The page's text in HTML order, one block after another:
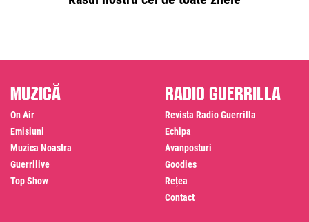
Muzică
On Air
Emisiuni
Muzica Noastra
Guerrilive
Top Show
Radio Guerrilla
Revista Radio Guerrilla
Echipa
Avanposturi
Goodies
Rețea
Contact